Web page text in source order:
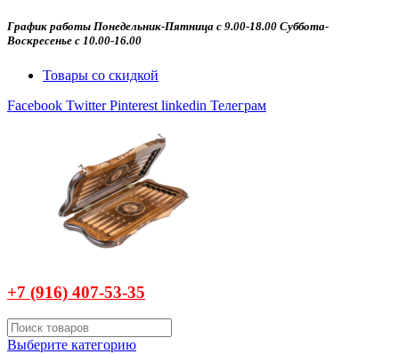
График работы Понедельник-Пятница с 9.00-18.00 Суббота-
Воскресенье с 10.00-16.00
Товары со скидкой
Facebook Twitter Pinterest linkedin Телеграм
+7 (916) 407-53-35
Выберите категорию